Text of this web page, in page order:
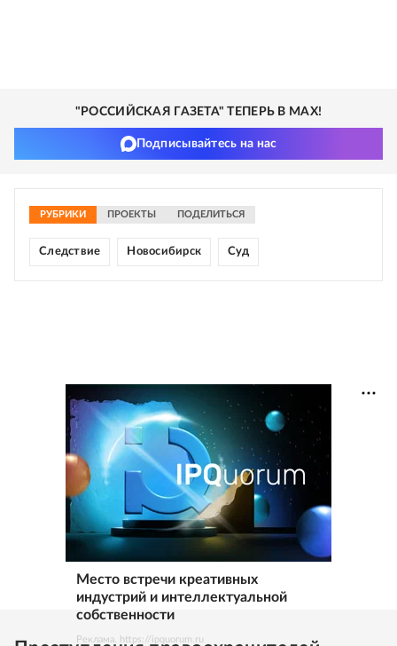
"РОССИЙСКАЯ ГАЗЕТА" ТЕПЕРЬ В MAX!
Подписывайтесь на нас
РУБРИКИ ПРОЕКТЫ ПОДЕЛИТЬСЯ
Следствие Новосибирск Суд
Место встречи креативных
индустрий и интеллектуальной
собственности
Реклама. https://ipquorum.ru